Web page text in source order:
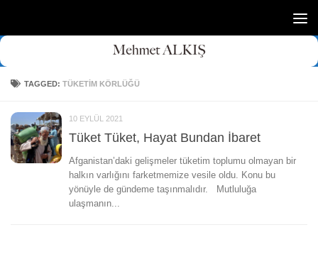
TAGGED:TÜKETIM KÖRLÜĞÜ
10 EYLÜL 2021
Tüket Tüket, Hayat Bundan İbaret
Afganistan’daki gelişmeler tüketim toplumu olmayan bir
halkın varlığını farketmemize vesile oldu. Konu bu
yönüyle de gündeme taşınmalıdır. Mutluluğa
ulaşmanın...